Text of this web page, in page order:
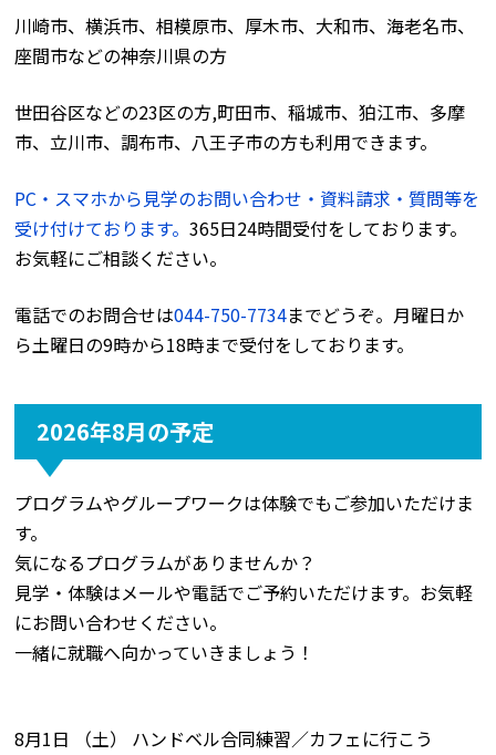
川崎市、横浜市、相模原市、厚木市、大和市、海老名市、
座間市などの神奈川県の方
世田谷区などの23区の方,町田市、稲城市、狛江市、多摩
市、立川市、調布市、八王子市の方も利用できます。
PC・スマホから見学のお問い合わせ・資料請求・質問等を
受け付けております。365日24時間受付をしております。
お気軽にご相談ください。
電話でのお問合せは044-750-7734までどうぞ。月曜日か
ら土曜日の9時から18時まで受付をしております。
2026年8月の予定
プログラムやグループワークは体験でもご参加いただけま
す。
気になるプログラムがありませんか？
見学・体験はメールや電話でご予約いただけます。お気軽
にお問い合わせください。
一緒に就職へ向かっていきましょう！
8月1日 （土） ハンドベル合同練習／カフェに行こう